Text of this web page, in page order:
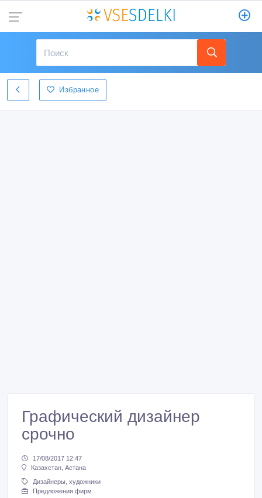
Избранное
Графический дизайнер
срочно
17/08/2017 12:47
Казахстан, Астана
Дизайнеры, художники
Предложения фирм